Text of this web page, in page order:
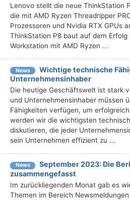
Lenovo stellt die neue ThinkStation
die mit AMD Ryzen Threadripper
Prozessoren und Nvidia RTX GPUs
ThinkStation P8 baut auf dem
Workstation mit AMD Ryzen ...
News
Wichtige technische
Unternehmensinhaber
Die heutige Geschäftswelt ist stark
und Unternehmensinhaber müssen
Fähigkeiten verfügen, um
werden wir die wichtigsten
diskutieren, die jeder
sein Unternehmen effizient zu ...
News
September 2023: Die
zusammengefasst
Im zurückliegenden Monat gab es
Themen im Bereich